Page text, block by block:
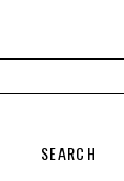
SEARCH